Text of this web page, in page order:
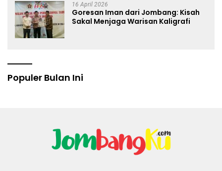
16 April 2026
Goresan Iman dari Jombang: Kisah
Sakal Menjaga Warisan Kaligrafi
Populer Bulan Ini